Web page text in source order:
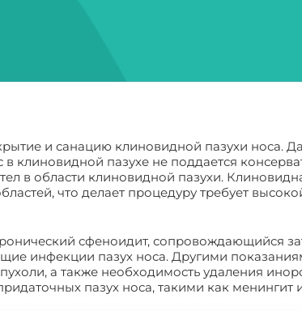
и санацию клиновидной пазухи носа.
клиновидной пазухе не поддается
в области клиновидной пазухи.
что делает процедуру требует
сфеноидит, сопровождающийся
инфекции пазух носа. Другими
а также необходимость удаления
пазух носа, такими как менингит